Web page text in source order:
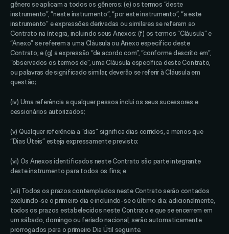
gênero se aplicam a todos os gêneros; (e) os termos “deste
instrumento”, “neste instrumento”, “por este instrumento”, “a este
instrumento” e expressões derivadas ou similares se referem ao
Contrato na íntegra, incluindo seus Anexos; (f) os termos “Cláusula” e
“Anexo” se referem a uma Cláusula ou Anexo específico deste
Contrato; e (g) a expressão “de acordo com”, “conforme descrito em”,
“observados os termos de”, uma Cláusula específica deste Contrato,
ou palavras de significado similar, deverão se referir à Cláusula em
questão;
(iv) Uma referência a qualquer pessoa inclui os seus sucessores e
cessionários autorizados;
(v) Qualquer referência a “dias” significa dias corridos, a menos que
“Dias Úteis” esteja expressamente previsto;
(vi) Os Anexos identificados neste Contrato são parte integrante
deste instrumento para todos os fins; e
(vii) Todos os prazos contemplados neste Contrato serão contados
excluindo-se o primeiro dia e incluindo-se o último dia; adicionalmente,
todos os prazos estabelecidos neste Contrato e que se encerrem em
um sábado, domingo ou feriado nacional, serão automaticamente
prorrogados para o primeiro Dia Útil seguinte.